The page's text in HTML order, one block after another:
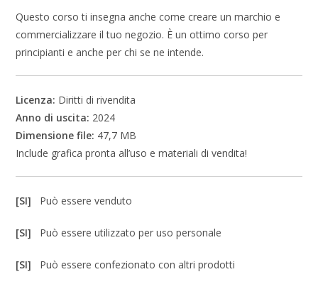
Questo corso ti insegna anche come creare un marchio e
commercializzare il tuo negozio. È un ottimo corso per
principianti e anche per chi se ne intende.
Licenza: Diritti di rivendita
Anno di uscita: 2024
Dimensione file: 47,7 MB
Include grafica pronta all’uso e materiali di vendita!
[SI] Può essere venduto
[SI] Può essere utilizzato per uso personale
[SI] Può essere confezionato con altri prodotti